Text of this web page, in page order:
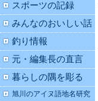
スポーツの記録
みんなのおいしい話
釣り情報
元・編集長の直言
暮らしの隅を彫る
旭川のアイヌ語地名研究